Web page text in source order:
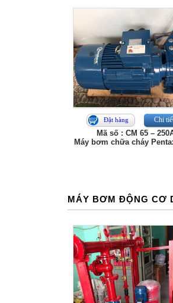
Đặt hàng Chi
Mã số : CM 65 –
Máy bơm chữa cháy
MÁY BƠM ĐỘNG CƠ